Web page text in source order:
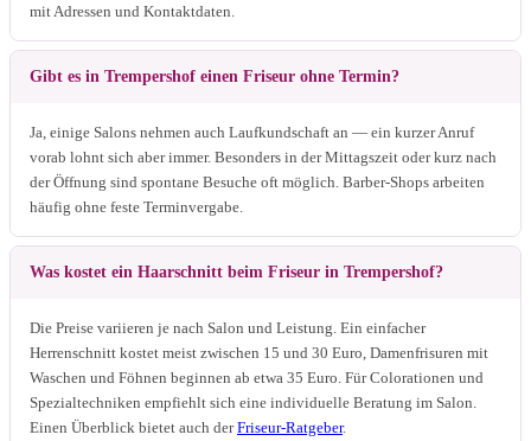
mit Adressen und Kontaktdaten.
Gibt es in Trempershof einen Friseur ohne Termin?
Ja, einige Salons nehmen auch Laufkundschaft an — ein kurzer Anruf
vorab lohnt sich aber immer. Besonders in der Mittagszeit oder kurz nach
der Öffnung sind spontane Besuche oft möglich. Barber-Shops arbeiten
häufig ohne feste Terminvergabe.
Was kostet ein Haarschnitt beim Friseur in Trempershof?
Die Preise variieren je nach Salon und Leistung. Ein einfacher
Herrenschnitt kostet meist zwischen 15 und 30 Euro, Damenfrisuren mit
Waschen und Föhnen beginnen ab etwa 35 Euro. Für Colorationen und
Spezialtechniken empfiehlt sich eine individuelle Beratung im Salon.
Einen Überblick bietet auch derFriseur-Ratgeber.